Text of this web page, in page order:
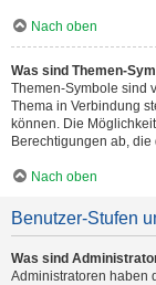
Nach oben
Was sind Themen-
Themen-Symbole sind
Thema in Verbindung
können. Die
Berechtigungen ab,
Nach oben
Benutzer-Stufen
Was sind
Administratoren haben